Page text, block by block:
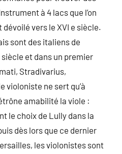
à 4 lacs que l’on
vers le XVI e siècle.
sont des italiens de
siècle et dans un premier
Stradivarius,
violoniste ne sert qu’à
amabilité la viole :
le choix de Lully dans la
dès lors que ce dernier
les violonistes sont